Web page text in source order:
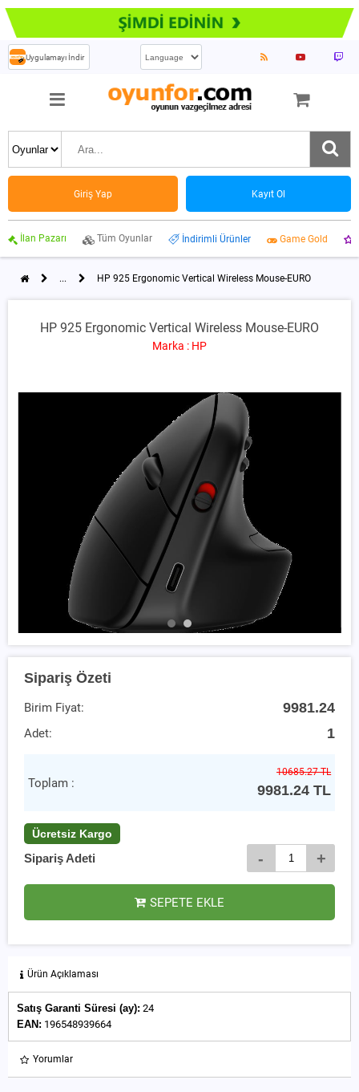
Uygulamayı İndir
Giriş Yap Kayıt Ol
İlan Pazarı Tüm Oyunlar İndirimli Ürünler Game Gold
... HP 925 Ergonomic Vertical Wireless Mouse-EURO
HP 925 Ergonomic Vertical Wireless Mouse-EURO
Marka : HP
Sipariş Özeti
Birim Fiyat: 9981.24
Adet: 1
Toplam :
10685.27 TL
9981.24 TL
Ücretsiz Kargo
Sipariş Adeti - +
SEPETE EKLE
Ürün Açıklaması
Satış Garanti Süresi (ay): 24
EAN: 196548939664
Yorumlar